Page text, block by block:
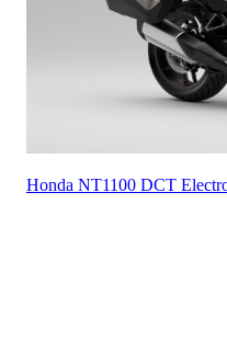
Honda NT1100 DCT